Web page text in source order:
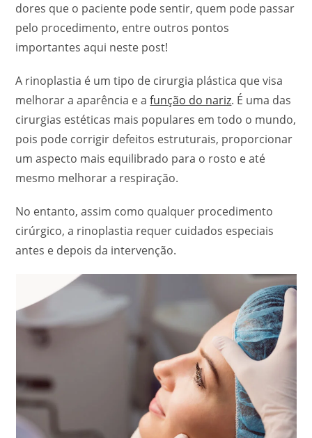
dores que o paciente pode sentir, quem pode passar
pelo procedimento, entre outros pontos
importantes aqui neste post!
A rinoplastia é um tipo de cirurgia plástica que visa
melhorar a aparência e afunção do nariz. É uma das
cirurgias estéticas mais populares em todo o mundo,
pois pode corrigir defeitos estruturais, proporcionar
um aspecto mais equilibrado para o rosto e até
mesmo melhorar a respiração.
No entanto, assim como qualquer procedimento
cirúrgico, a rinoplastia requer cuidados especiais
antes e depois da intervenção.